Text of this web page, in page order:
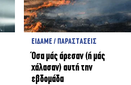
ΕΙΔΑΜΕ / ΠΑΡΑΣΤΑΣΕΙΣ
Όσα μάς άρεσαν (ή μάς
χάλασαν) αυτή την
εβδομάδα